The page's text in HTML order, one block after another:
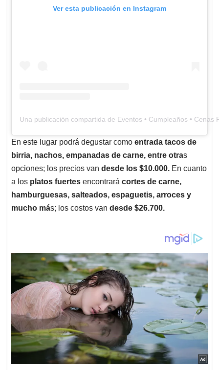
Ver esta publicación en Instagram
Una publicación compartida de Eventos • Cumpleaños •
En este lugar podrá degustar como entrada tacos de
birria, nachos, empanadas de carne, entre otras
opciones; los precios van desde los $10.000. En cuanto
a los platos fuertes encontrará cortes de carne,
hamburguesas, salteados, espaguetis, arroces y
mucho más; los costos van desde $26.700.